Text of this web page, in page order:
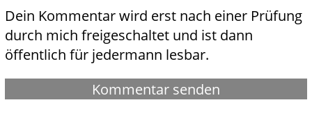
Dein Kommentar wird erst nach einer Prüfung
durch mich freigeschaltet und ist dann
öffentlich für jedermann lesbar.